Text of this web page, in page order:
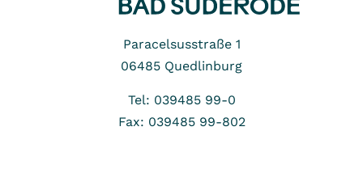
Paracelsusstraße 1
06485 Quedlinburg
Tel: 039485 99-0
Fax: 039485 99-802